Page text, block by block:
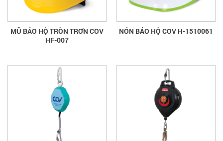
MŨ BẢO HỘ TRÒN TRƠN COV
HF-007
NÓN BẢO HỘ COV H-1510061